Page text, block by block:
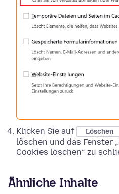
Klicken Sie auf Löschen
löschen und das Fenster
Cookies löschen“ zu
Ähnliche Inhalte